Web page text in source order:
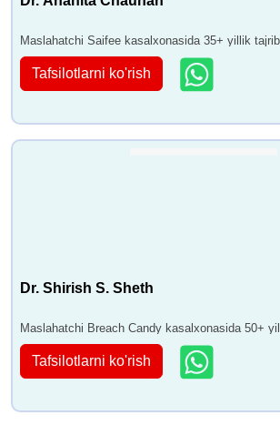
Maslahatchi Saifee kasalxonasida 35+ yillik
Tafsilotlarni ko'rish
Dr. Shirish S. Sheth
Maslahatchi Breach Candy kasalxonasida 50+
Tafsilotlarni ko'rish